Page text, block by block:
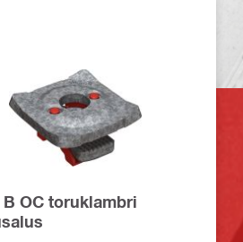
B OC toruklambri